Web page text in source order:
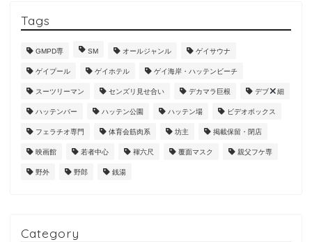
Tags
GMPD専 SM オールジャンル ゲイサウナ
ゲイプール ゲイホテル ゲイ海岸・ハッテンビーチ
スーツリーマン センズリ見せ合い デカマラ巨根 デブ 細
ハッテンバー ハッテン公園 ハッテン場 ビデオボックス
フェラチオ専門 体育会筋肉系 坊主 掲載保留・閉店
映画館 若者中心 褌六尺 覆面マスク 親父フケ専
野外 野郎 銭湯
Category